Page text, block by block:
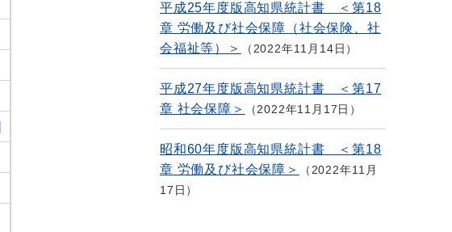
平成25年度版高知県統計書 ＜第18
章 労働及び社会保障（社会保険、社
会福祉等）＞
2022年11月14日
平成27年度版高知県統計書 ＜第17
章 社会保障＞
2022年11月17日
昭和60年度版高知県統計書 ＜第18
章 労働及び社会保障＞
2022年11月
17日